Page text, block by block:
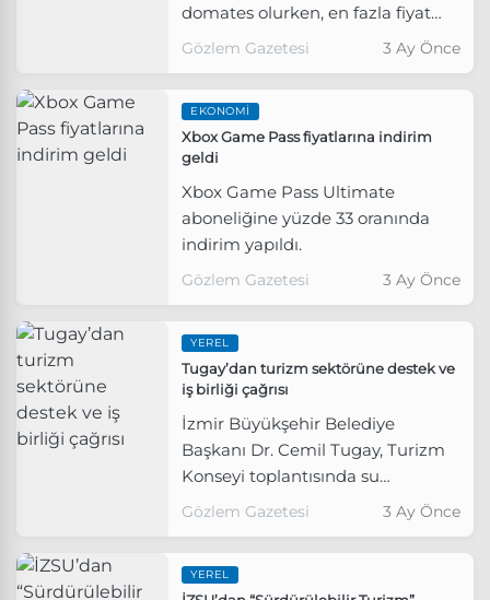
domates olurken, en fazla fiyat
azalışı yüzde 63,20 ile patlıcanda
Gözlem Gazetesi 3 Ay Önce
EKONOMI
Xbox Game Pass fiyatlarına indirim
geldi
Xbox Game Pass Ultimate
aboneliğine yüzde 33 oranında
indirim yapıldı.
Gözlem Gazetesi 3 Ay Önce
YEREL
Tugay’dan turizm sektörüne destek ve
iş birliği çağrısı
İzmir Büyükşehir Belediye
Başkanı Dr. Cemil Tugay, Turizm
Konseyi toplantısında su
faturalarında indirim ve Fuar
Gözlem Gazetesi 3 Ay Önce
YEREL